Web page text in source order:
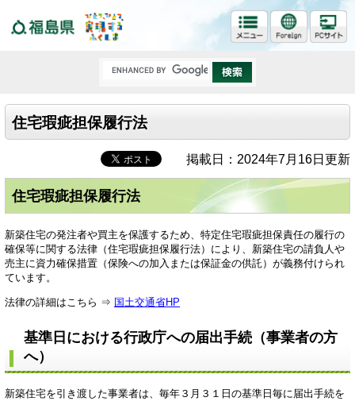
住宅瑕疵担保履行法
掲載日：2024年7月16日更新
住宅瑕疵担保履行法
新築住宅の発注者や買主を保護するため、特定住宅瑕疵担保責任の履行の
確保等に関する法律（住宅瑕疵担保履行法）により、新築住宅の請負人や
売主に資力確保措置（保険への加入または保証金の供託）が義務付けられ
ています。
法律の詳細はこちら ⇒ 国土交通省HP
基準日における行政庁への届出手続（事業者の方
へ）
新築住宅を引き渡した事業者は、毎年３月３１日の基準日毎に届出手続を